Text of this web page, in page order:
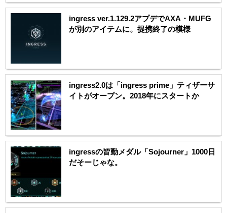
ingress ver.1.129.2アプデでAXA・MUFG
が別のアイテムに。提携終了の模様
ingress2.0は「ingress prime」ティザーサ
イトがオープン。2018年にスタートか
ingressの皆勤メダル「Sojourner」1000日
だそーじゃな。